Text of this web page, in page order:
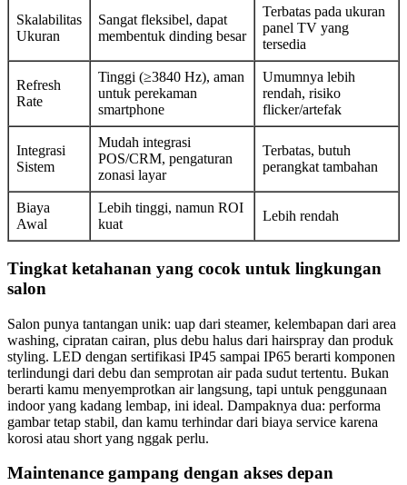
Skalabilitas
Ukuran
Sangat fleksibel, dapat
membentuk dinding besar
Terbatas pada ukuran
panel TV yang
tersedia
Refresh
Rate
Tinggi (≥3840 Hz), aman
untuk perekaman
smartphone
Umumnya lebih
rendah, risiko
flicker/artefak
Integrasi
Sistem
Mudah integrasi
POS/CRM, pengaturan
zonasi layar
Terbatas, butuh
perangkat tambahan
Biaya
Awal
Lebih tinggi, namun ROI
kuat
Lebih rendah
Tingkat ketahanan yang cocok untuk lingkungan
salon
Salon punya tantangan unik: uap dari steamer, kelembapan dari area
washing, cipratan cairan, plus debu halus dari hairspray dan produk
styling. LED dengan sertifikasi IP45 sampai IP65 berarti komponen
terlindungi dari debu dan semprotan air pada sudut tertentu. Bukan
berarti kamu menyemprotkan air langsung, tapi untuk penggunaan
indoor yang kadang lembap, ini ideal. Dampaknya dua: performa
gambar tetap stabil, dan kamu terhindar dari biaya service karena
korosi atau short yang nggak perlu.
Maintenance gampang dengan akses depan